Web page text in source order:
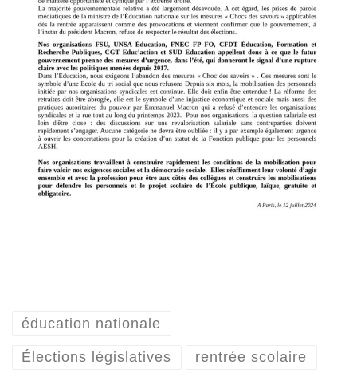
éducation nationale
Élections législatives rentrée scolaire